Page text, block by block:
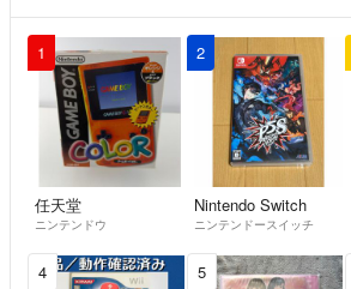
1
任天堂
ニンテンドウ
2
Nintendo Switch
ニンテンドースイッチ
4 5